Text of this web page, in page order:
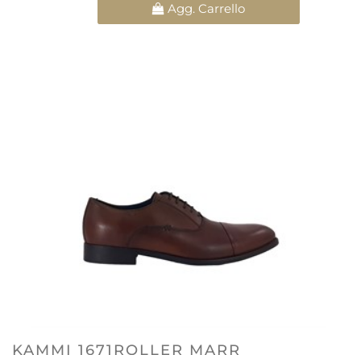
Agg. Carrello
KAMMI 1671ROLLER MARR